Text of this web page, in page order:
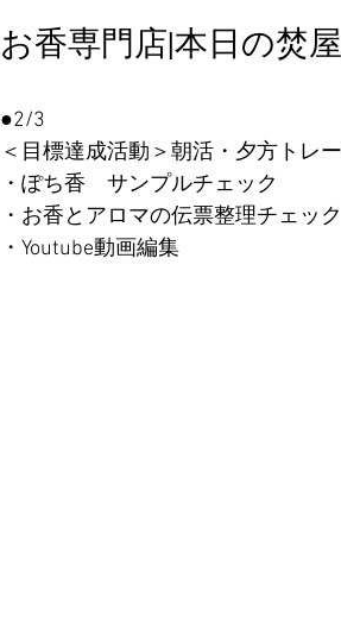
お香専門店|本日の焚
●2/3
＜目標達成活動＞朝活・夕方トレ
・ぽち香　サンプルチェック
・お香とアロマの伝票整理チェッ
・Youtube動画編集